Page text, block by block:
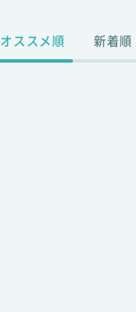
オススメ順 新着順